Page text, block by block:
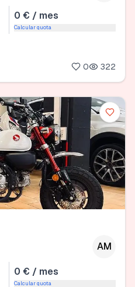
0 € / mes
Calcular quota
0 322
AM
0 € / mes
Calcular quota